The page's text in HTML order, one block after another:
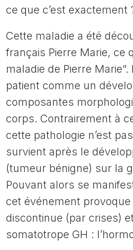
ce que c’est exactement
Cette maladie a été
français Pierre Marie, ce
maladie de Pierre
patient comme un
composantes
corps. Contrairement à
cette pathologie n’est
survient après le
(tumeur bénigne) sur la
Pouvant alors se
cet événement
discontinue (par crises)
somatotrope GH :